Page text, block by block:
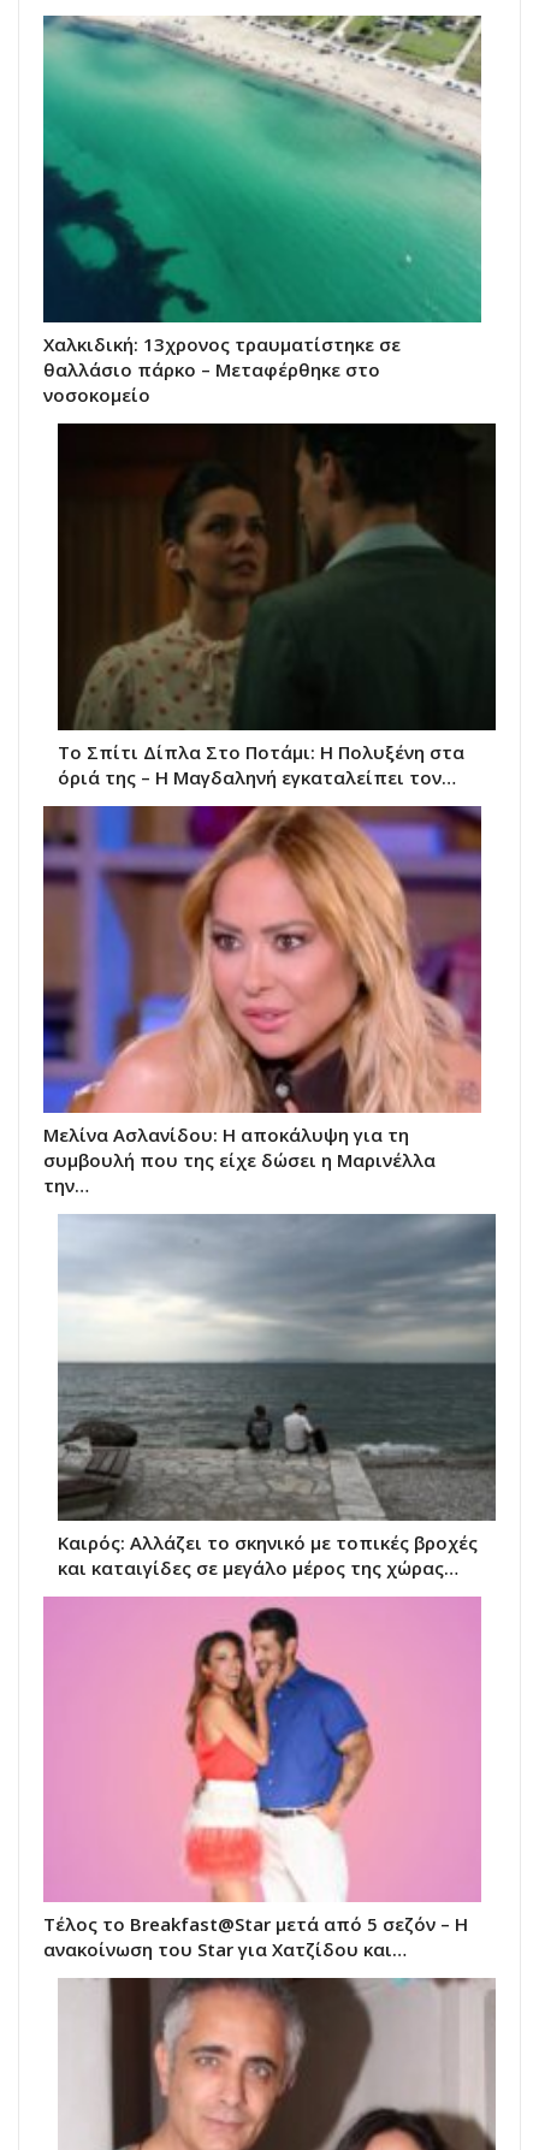
Χαλκιδική: 13χρονος τραυματίστηκε σε
θαλλάσιο πάρκο – Μεταφέρθηκε στο
νοσοκομείο
Το Σπίτι Δίπλα Στο Ποτάμι: Η Πολυξένη στα
όριά της – Η Μαγδαληνή εγκαταλείπει τον…
Μελίνα Ασλανίδου: Η αποκάλυψη για τη
συμβουλή που της είχε δώσει η Μαρινέλλα
την…
Καιρός: Αλλάζει το σκηνικό με τοπικές βροχές
και καταιγίδες σε μεγάλο μέρος της χώρας…
Τέλος το Breakfast@Star μετά από 5 σεζόν – Η
ανακοίνωση του Star για Χατζίδου και…